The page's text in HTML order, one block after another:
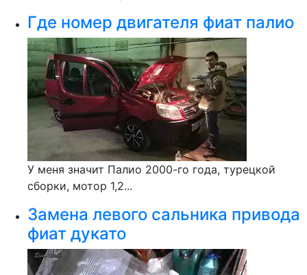
Где номер двигателя фиат палио
У меня значит Палио 2000-го года, турецкой
сборки, мотор 1,2...
Замена левого сальника привода
фиат дукато